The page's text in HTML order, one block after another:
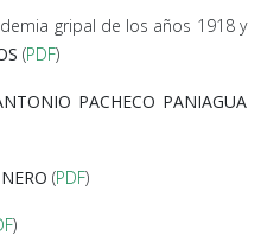
gripal de los años 1918 y
(PDF)
PACHECO PANIAGUA
(PDF)
)